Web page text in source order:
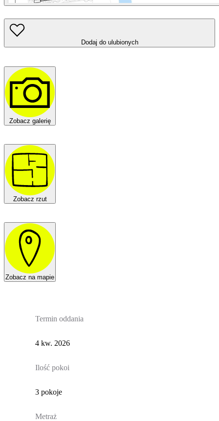
Dodaj do ulubionych
Zobacz galerię
Zobacz rzut
Zobacz na mapie
Termin oddania
4 kw. 2026
Ilość pokoi
3 pokoje
Metraż